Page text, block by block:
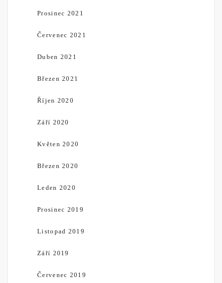
Prosinec 2021
Červenec 2021
Duben 2021
Březen 2021
Říjen 2020
Září 2020
Květen 2020
Březen 2020
Leden 2020
Prosinec 2019
Listopad 2019
Září 2019
Červenec 2019